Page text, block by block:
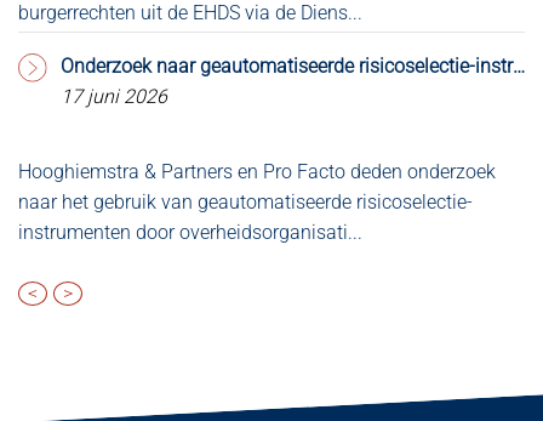
burgerrechten uit de EHDS via de Diens...
Onderzoek naar geautomatiseerde risicoselectie-instrumenten aangeboden aan de Kamer
17 juni 2026
Hooghiemstra & Partners en Pro Facto deden onderzoek
naar het gebruik van geautomatiseerde risicoselectie-
instrumenten door overheidsorganisati...
< >